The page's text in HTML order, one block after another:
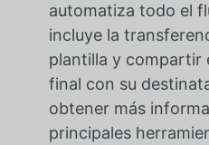
automatiza todo el
incluye la
plantilla y compartir
final con su
obtener más
principales